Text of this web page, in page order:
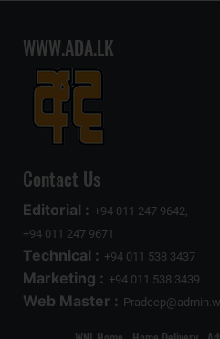
WWW.ADA.LK
Contact Us
Editorial : +94 011 247 9642,
+94 011 247 9671
Technical : +94 011 538 3437
Marketing : +94 011 538 3439
Web Master :